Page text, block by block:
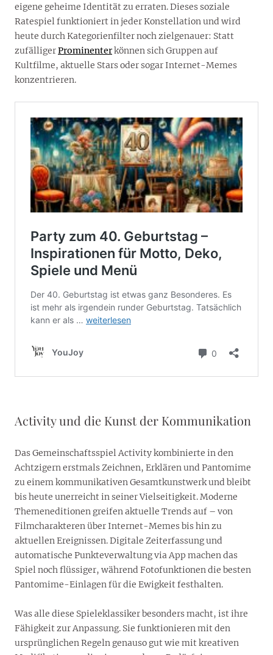
eigene geheime Identität zu erraten. Dieses soziale
Ratespiel funktioniert in jeder Konstellation und wird
heute durch Kategorienfilter noch zielgenauer: Statt
zufälligerProminenterkönnen sich Gruppen auf
Kultfilme, aktuelle Stars oder sogar Internet-Memes
konzentrieren.
Activity und die Kunst der Kommunikation
Das Gemeinschaftsspiel Activity kombinierte in den
Achtzigern erstmals Zeichnen, Erklären und Pantomime
zu einem kommunikativen Gesamtkunstwerk und bleibt
bis heute unerreicht in seiner Vielseitigkeit. Moderne
Themeneditionen greifen aktuelle Trends auf – von
Filmcharakteren über Internet-Memes bis hin zu
aktuellen Ereignissen. Digitale Zeiterfassung und
automatische Punkteverwaltung via App machen das
Spiel noch flüssiger, während Fotofunktionen die besten
Pantomime-Einlagen für die Ewigkeit festhalten.
Was alle diese Spieleklassiker besonders macht, ist ihre
Fähigkeit zur Anpassung. Sie funktionieren mit den
ursprünglichen Regeln genauso gut wie mit kreativen